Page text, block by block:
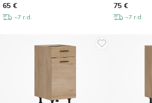
65 €
~7 r.d.
75 €
~7 r.d.